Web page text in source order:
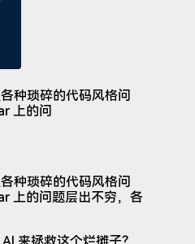
种琐碎的代码风格问
上的问
种琐碎的代码风格问
上的问题层出不穷，各